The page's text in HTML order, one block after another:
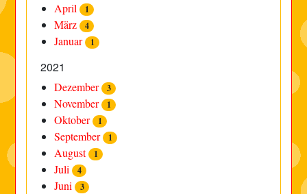
April 1
März 4
Januar 1
2021
Dezember 3
November 1
Oktober 1
September 1
August 1
Juli 4
Juni 3